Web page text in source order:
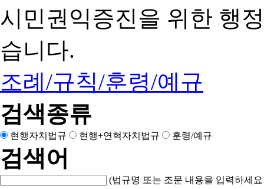
시민권익증진을 위한 행
습니다.
조례/규칙/훈령/예규
검색종류
현행자치법규 현행+연혁자치법규 훈령/예규
검색어
(법규명 또는 조문 내용을 입력하세